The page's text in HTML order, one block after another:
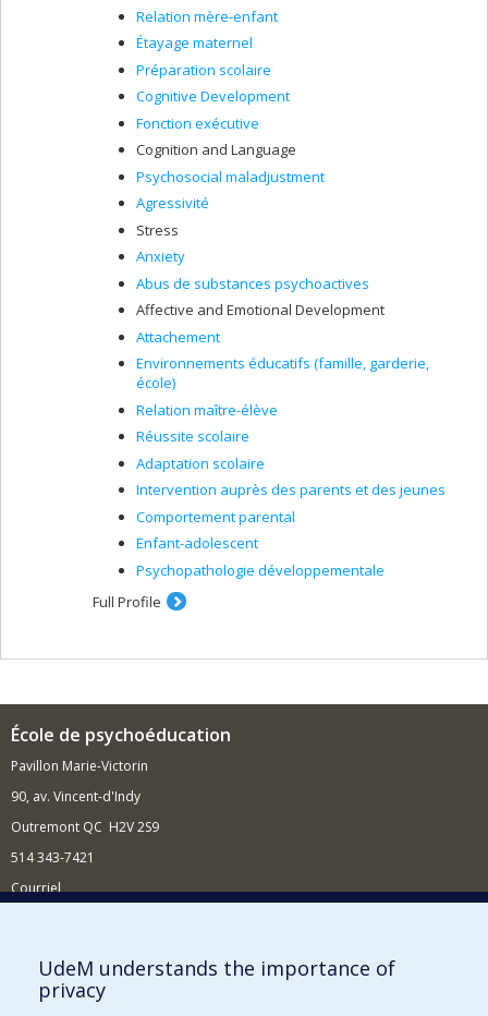
Relation mère-enfant
Étayage maternel
Préparation scolaire
Cognitive Development
Fonction exécutive
Cognition and Language
Psychosocial maladjustment
Agressivité
Stress
Anxiety
Abus de substances psychoactives
Affective and Emotional Development
Attachement
Environnements éducatifs (famille, garderie,
école)
Relation maître-élève
Réussite scolaire
Adaptation scolaire
Intervention auprès des parents et des jeunes
Comportement parental
Enfant-adolescent
Psychopathologie développementale
Full Profile
École de psychoéducation
Pavillon Marie-Victorin
90, av. Vincent-d'Indy
Outremont QC H2V 2S9
514 343-7421
Courriel
Comment soutenir l'École?
BESOIN D'AIDE?
UdeM understands the importance of
privacy